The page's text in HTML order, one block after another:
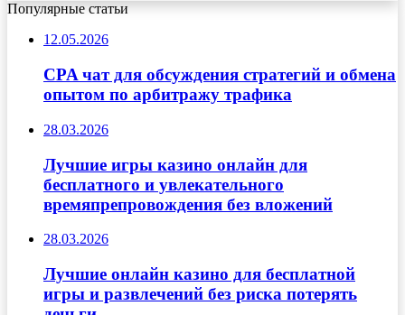
Популярные статьи
12.05.2026
CPA чат для обсуждения стратегий и обмена
опытом по арбитражу трафика
28.03.2026
Лучшие игры казино онлайн для
бесплатного и увлекательного
времяпрепровождения без вложений
28.03.2026
Лучшие онлайн казино для бесплатной
игры и развлечений без риска потерять